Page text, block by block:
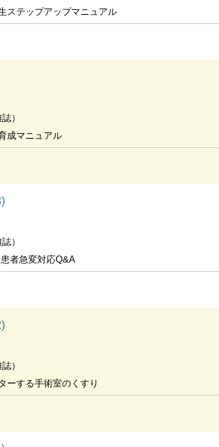
ステップアップマニュアル
）
成マニュアル
）
者急変対応Q&A
）
ーする手術室のくすり